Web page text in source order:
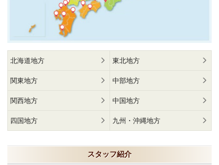
北海道地方 東北地方
関東地方 中部地方
関西地方 中国地方
四国地方 九州・沖縄地方
スタッフ紹介